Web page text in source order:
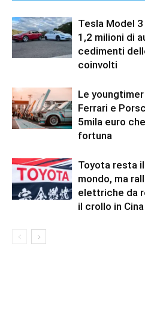
Tesla Model 3
1,2 milioni di
cedimenti
coinvolti
Le
Ferrari e
5mila euro
fortuna
Toyota resta
mondo, ma
elettriche da
il crollo in Cina